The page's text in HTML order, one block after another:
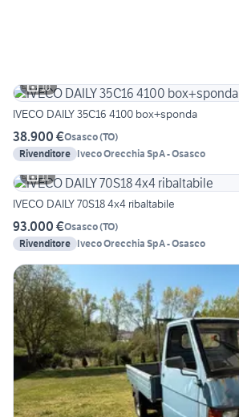
10
IVECO DAILY 35C16 4100 box+sponda
38.900 €Osasco(TO)
Rivenditore Iveco Orecchia SpA - Osasco
11
IVECO DAILY 70S18 4x4 ribaltabile
93.000 €Osasco(TO)
Rivenditore Iveco Orecchia SpA - Osasco